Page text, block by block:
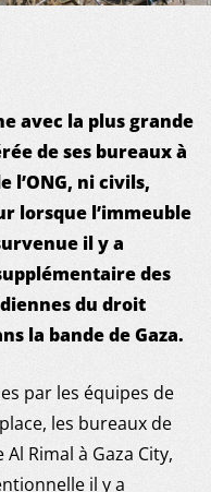
avec la plus grande
de ses bureaux à
l’ONG, ni civils,
lorsque l’immeuble
il y a
des
du droit
la bande de Gaza.
par les équipes de
les bureaux de
Rimal à Gaza City,
il y a